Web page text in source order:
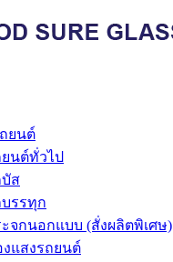
ยนต์
นต์ทั่วไป
บัส
รรทุก
ะจกนอกแบบ (สั่งผลิตพิเศษ)
แสงรถยนต์